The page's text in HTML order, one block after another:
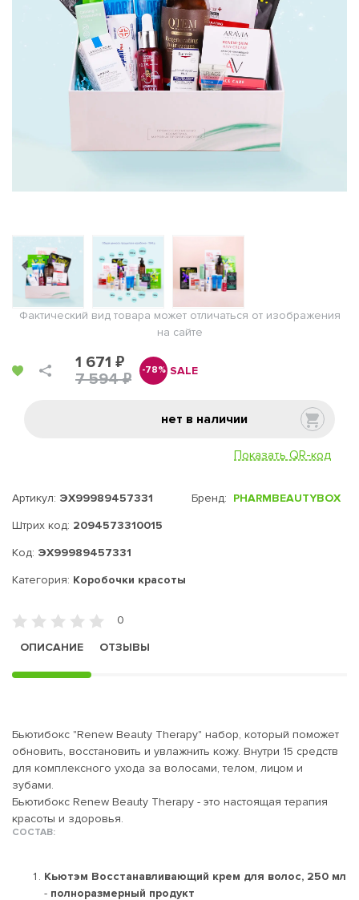
Фактический вид товара может отличаться от изображения
на сайте
1 671 ₽
7 594 ₽
-78% SALE
нет в наличии
Показать QR-код
Артикул: ЭХ99989457331
Штрих код: 2094573310015
Код: ЭХ99989457331
Бренд: PHARMBEAUTYBOX
Категория: Коробочки красоты
0
ОПИСАНИЕ
ОТЗЫВЫ
Бьютибокс "Renew Beauty Therapy" набор, который поможет
обновить, восстановить и увлажнить кожу. Внутри 15 средств
для комплексного ухода за волосами, телом, лицом и
зубами.
Бьютибокс Renew Beauty Therapy - это настоящая терапия
красоты и здоровья.
СОСТАВ:
Кьютэм Восстанавливающий крем для волос, 250 мл
- полноразмерный продукт